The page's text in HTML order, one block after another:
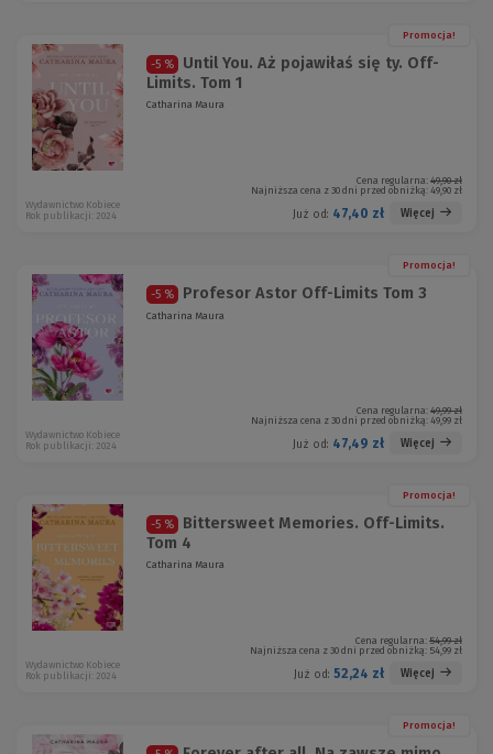
Promocja!
-5 %
Until You. Aż pojawiłaś się ty. Off-
Limits. Tom 1
Catharina Maura
Cena regularna: 49,90 zł
Najniższa cena z 30 dni przed obniżką: 49,90 zł
Już od: 47,40 zł Więcej
Wydawnictwo Kobiece
Rok publikacji: 2024
Promocja!
-5 % Profesor Astor Off-Limits Tom 3
Catharina Maura
Cena regularna: 49,99 zł
Najniższa cena z 30 dni przed obniżką: 49,99 zł
Już od: 47,49 zł Więcej
Wydawnictwo Kobiece
Rok publikacji: 2024
Promocja!
-5 %
Bittersweet Memories. Off-Limits.
Tom 4
Catharina Maura
Cena regularna: 54,99 zł
Najniższa cena z 30 dni przed obniżką: 54,99 zł
Już od: 52,24 zł Więcej
Wydawnictwo Kobiece
Rok publikacji: 2024
Promocja!